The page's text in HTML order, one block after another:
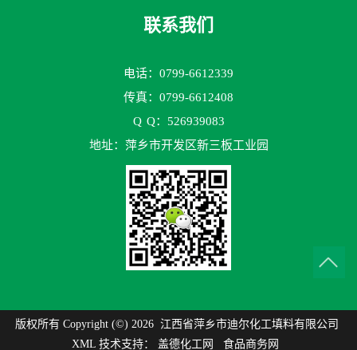
联系我们
电话：0799-6612339
传真：0799-6612408
Q Q：526939083
地址：萍乡市开发区新三板工业园
版权所有 Copyright (©) 2026 江西省萍乡市迪尔化工填料有限公司
XML 技术支持： 盖德化工网 食品商务网